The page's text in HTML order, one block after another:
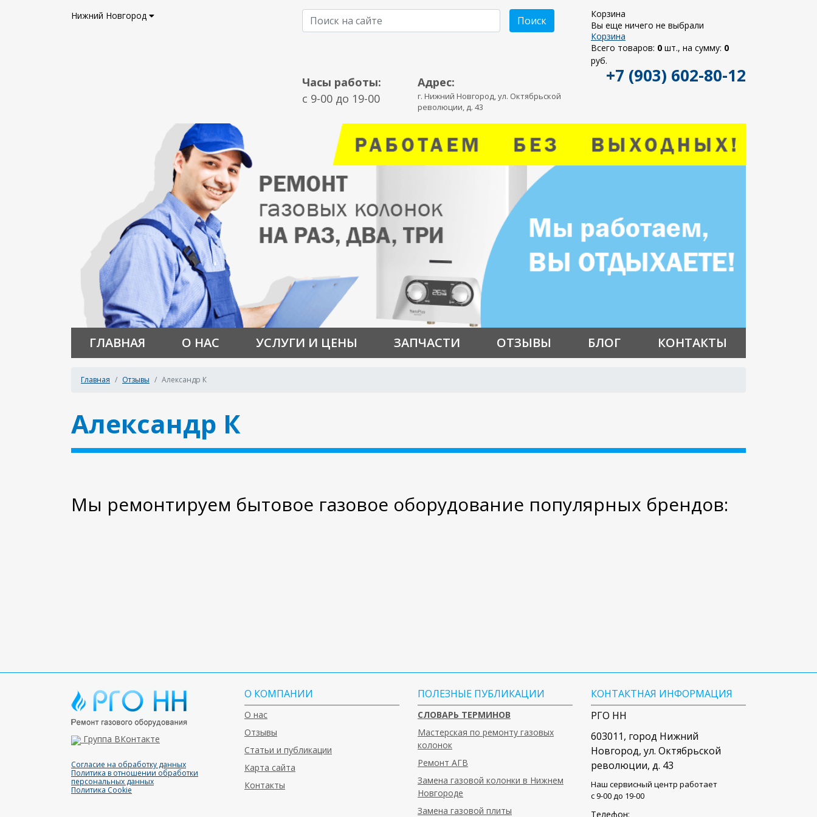
Нижний Новгород Поиск
Корзина
Вы еще ничего не выбрали
Корзина
Всего товаров: 0 шт., на сумму: 0
руб.
Часы работы:
c 9-00 до 19-00
Адрес:
г. Нижний Новгород, ул. Октябрьской
революции, д. 43
+7 (903) 602-80-12
ГЛАВНАЯ О НАС УСЛУГИ И ЦЕНЫ ЗАПЧАСТИ ОТЗЫВЫ БЛОГ КОНТАКТЫ
Главная Отзывы Александр К
Александр К
Мы ремонтируем бытовое газовое оборудование популярных брендов:
Группа ВКонтакте
Согласие на обработку данных
Политика в отношении обработки
персональных данных
Политика Cookie
О КОМПАНИИ
О нас
Отзывы
Статьи и публикации
Карта сайта
Контакты
ПОЛЕЗНЫЕ ПУБЛИКАЦИИ
СЛОВАРЬ ТЕРМИНОВ
Мастерская по ремонту газовых
колонок
Ремонт АГВ
Замена газовой колонки в Нижнем
Новгороде
Замена газовой плиты
КОНТАКТНАЯ ИНФОРМАЦИЯ
РГО НН
603011, город Нижний
Новгород, ул. Октябрьской
революции, д. 43
Наш сервисный центр работает
c 9-00 до 19-00
Телефон: